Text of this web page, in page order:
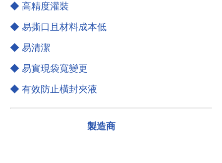
◆ 高精度灌裝
◆ 易撕口且材料成本低
◆ 易清潔
◆ 易實現袋寬變更
◆ 有效防止橫封夾液
製造商